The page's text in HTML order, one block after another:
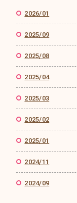
2026/01
2025/09
2025/08
2025/04
2025/03
2025/02
2025/01
2024/11
2024/09